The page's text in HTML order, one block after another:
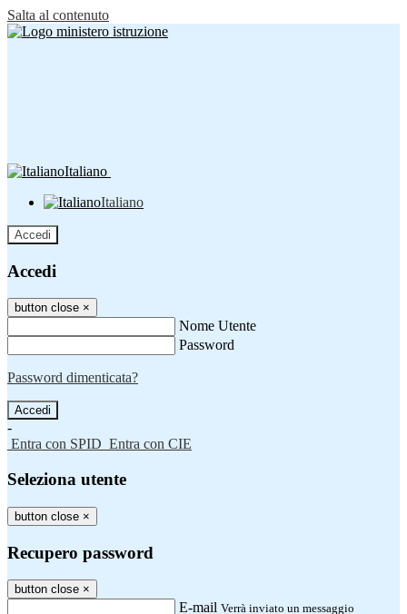
Salta al contenuto
Italiano
Italiano
Accedi
Accedi
button close ×
Nome Utente
Password
Password dimenticata?
-
Entra con SPID Entra con CIE
Seleziona utente
button close ×
Recupero password
button close ×
E-mail Verrà inviato un messaggio